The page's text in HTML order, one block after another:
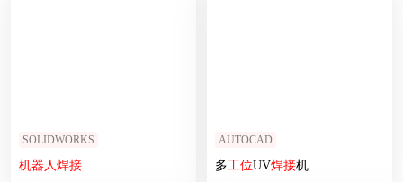
SOLIDWORKS
机器人焊接
AUTOCAD
多工位UV焊接机